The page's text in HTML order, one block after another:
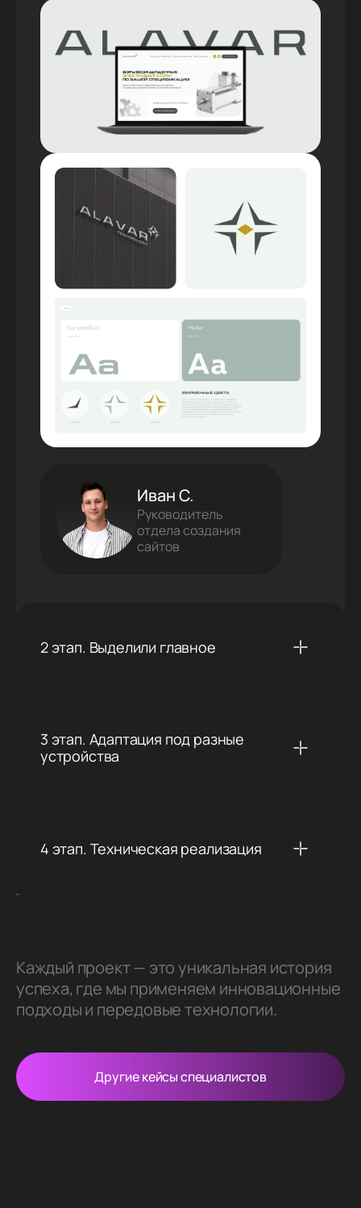
Иван С.
Руководитель
отдела создания
сайтов
2 этап. Выделили главное
3 этап. Адаптация под разные
устройства
4 этап. Техническая реализация
Каждый проект — это уникальная история
успеха, где мы применяем инновационные
подходы и передовые технологии.
Другие кейсы специалистов